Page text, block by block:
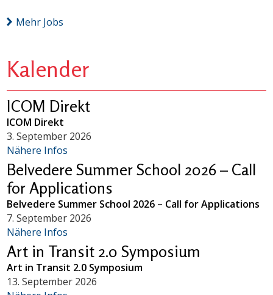
Mehr Jobs
Kalender
ICOM Direkt
ICOM Direkt
3. September 2026
Nähere Infos
Belvedere Summer School 2026 – Call
for Applications
Belvedere Summer School 2026 – Call for Applications
7. September 2026
Nähere Infos
Art in Transit 2.0 Symposium
Art in Transit 2.0 Symposium
13. September 2026